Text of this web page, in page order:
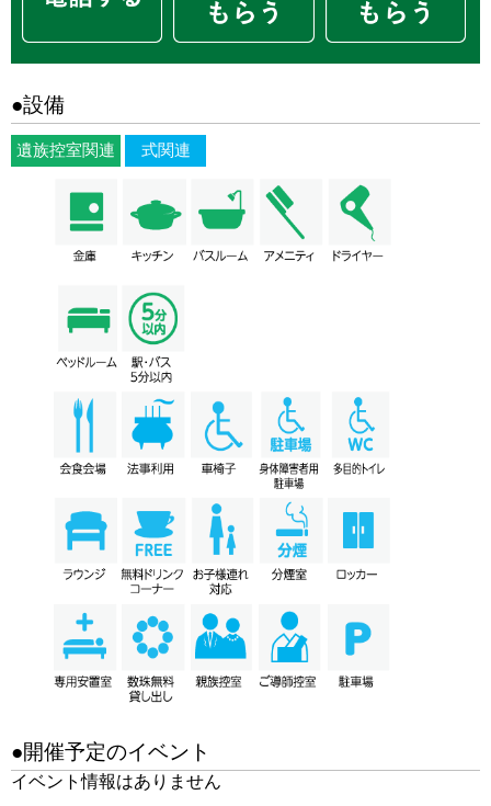
●設備
遺族控室関連 式関連
●開催予定のイベント
イベント情報はありません